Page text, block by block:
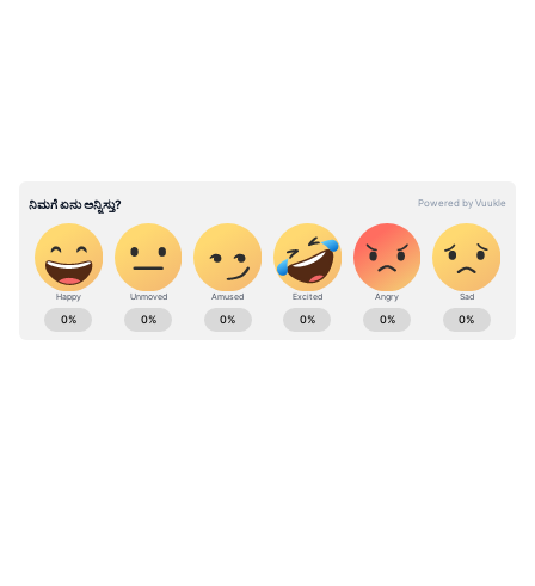
ಸಹಕಾರ ನೀಡಲಾಗುವುದು. ಜಿಲ್ಲೆಯು ಉತ್ತಮ ಚುನಾವಣಾ
ತಂಡವನ್ನು ಹೊಂದಿದ್ದು, ಅಧಿಕಾರಿಗಳು ಸಮನ್ವಯತೆ ಹಾಗೂ
ಜಾಗರೂಕತೆಯಿಂದ ಚುನಾವಣಾ ಕರ್ತವ್ಯವನ್ನು
ನಿರ್ವಹಿಸಬೇಕು. ಜಿಲ್ಲಾ ಚುನಾವಣಾಧಿಕಾರಿಗಳ
ನಿರ್ದೇಶನಗಳನ್ನು ತಪ್ಪದೇ ಪಾಲಿಸಬೇಕು ಎಂದು ತಿಳಿಸಿದರು.
ABOUT THE AUTHOR